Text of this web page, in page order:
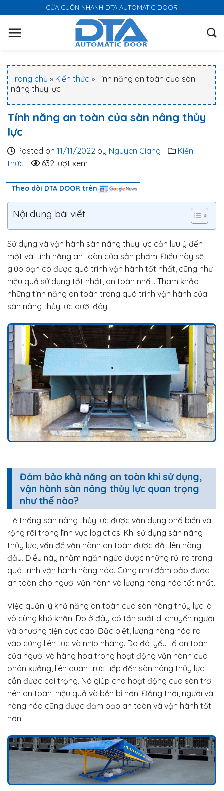
k
CỬA CUỐN NHANH DTA AUTOMATIC DOOR
Trang chủ » Kiến thức » Tính năng an toàn của sàn
nâng thủy lực
Tính năng an toàn của sàn nâng thủy
lực
Posted on 11/11/2022 by Nguyen Giang
Kiến
thức
632 lượt xem
Theo dõi DTA DOOR trên
Nội dung bài viết
Sử dụng và vận hành sàn nâng thủy lực cần lưu ý đến
một vài tính năng an toàn của sản phẩm. Điều này sẽ
giúp bạn có được quá trình vận hành tốt nhất, cũng như
hiệu quả sử dụng tốt nhất, an toàn nhất. Tham khảo
những tính năng an toàn trong quá trình vận hành của
sàn nâng thủy lực dưới đây.
Đảm bảo khả năng an toàn khi sử dụng,
vận hành sàn nâng thủy lực quan trọng
như thế nào?
Hệ thống sàn nâng thủy lực được vận dụng phổ biến và
rộng rãi trong lĩnh vực logictics. Khi sử dụng sàn nâng
thủy lực, vấn đề vận hành an toàn được đặt lên hàng
đầu. Điều này nhằm ngăn ngừa được những rủi ro trong
quá trình vận hành hàng hóa. Cũng như đảm bảo được
an toàn cho người vận hành và lượng hàng hóa tốt nhất.
Việc quản lý khả năng an toàn của sàn nâng thủy lực là
vô cùng khó khăn. Do ở đây có tần suất di chuyển người
và phương tiện cực cao. Đặc biệt, lượng hàng hóa ra
vào cũng liên tục và nhịp nhàng. Do đó, yếu tố an toàn
của người và hàng hóa trong hoạt động vận hành của
phân xưởng, liên quan trực tiếp đến sàn nâng thủy lực
cần được coi trọng. Nó giúp cho hoạt động của sàn trở
nên an toàn, hiệu quả và bền bỉ hơn. Đồng thời, người và
hàng hóa cũng được đảm bảo an toàn và vận hành tốt
hơn.